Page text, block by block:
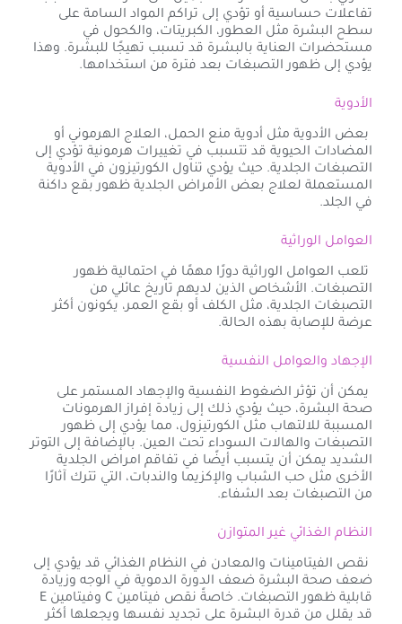
تفاعلات حساسية أو تؤدي إلى تراكم المواد السامة على
سطح البشرة مثل العطور، الكبريتات، والكحول في
مستحضرات العناية بالبشرة قد تسبب تهيجًا للبشرة. وهذا
يؤدي إلى ظهور التصبغات بعد فترة من استخدامها.
الأدوية
بعض الأدوية مثل أدوية منع الحمل، العلاج الهرموني أو
المضادات الحيوية قد تتسبب في تغييرات هرمونية تؤدي إلى
التصبغات الجلدية. حيث يؤدي تناول الكورتيزون في الأدوية
المستعملة لعلاج بعض الأمراض الجلدية ظهور بقع داكنة
في الجلد.
العوامل الوراثية
تلعب العوامل الوراثية دورًا مهمًا في احتمالية ظهور
التصبغات. الأشخاص الذين لديهم تاريخ عائلي من
التصبغات الجلدية، مثل الكلف أو بقع العمر، يكونون أكثر
عرضة للإصابة بهذه الحالة.
الإجهاد والعوامل النفسية
يمكن أن تؤثر الضغوط النفسية والإجهاد المستمر على
صحة البشرة، حيث يؤدي ذلك إلى زيادة إفراز الهرمونات
المسببة للالتهاب مثل الكورتيزول، مما يؤدي إلى ظهور
التصبغات والهالات السوداء تحت العين. بالإضافة إلى التوتر
الشديد يمكن أن يتسبب أيضًا في تفاقم امراض الجلدية
الأخرى مثل حب الشباب والإكزيما والندبات، التي تترك آثارًا
من التصبغات بعد الشفاء.
النظام الغذائي غير المتوازن
نقص الفيتامينات والمعادن في النظام الغذائي قد يؤدي إلى
ضعف صحة البشرة ضعف الدورة الدموية في الوجه وزيادة
قابلية ظهور التصبغات. خاصةً نقص فيتامين C وفيتامين E
قد يقلل من قدرة البشرة على تجديد نفسها ويجعلها أكثر